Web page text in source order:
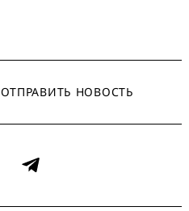
ОТПРАВИТЬ НОВОСТЬ
Telegram